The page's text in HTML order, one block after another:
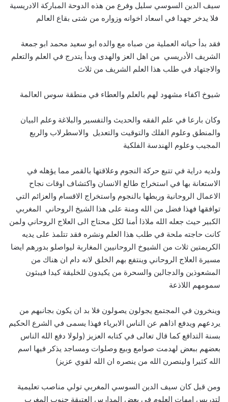
سيف الدين السوسي سليل وفرع من هذه الدوحة المباركة الادريسية
فلا يدخر جهدا في اسعاد اخوانه وزواره من شتى بقاع العالم
فقد بدأ حياته العملية من صباه مع والده ابو سعيد محمد ابو جمعة
الشريف الأدريسي من اهل العز والهدى وبدأ يتدرج في العلم والتعلم
والاجتهاد في طلب هذا العلم الشريف من ثلاث
شيوخ اكفاء مشهود لهم بالعلم والعطاء في منطقة سوس العالمة
وكان بارعا في علم الفقه والحديث والتفسير والبلاغة وعلم البيان
والمنطق وعلوم الفلك والتوقيت والتعديل والاسطرلاب والربع
المجيب وعلوم الهندسة الفلكية
ولديه دراية في تتبع حركة النجوم وعلاقتها بالقمر مما يؤهله في
الاستعانة بها في استخراج طالع الانسان واكتشاف اوقات نجاح
الاعمال الروحانية وربطها بالنجوم واستخراج الاقسام والعزائم التي
توافقها فهذا فضل من الله ومنة على هذا الشيخ الروحاني المغربي
الكبير حيث جعله الله ملاذا أمنا لكل محتاج الى العلاج الروحاني ولمن
كانت حاجته ملحة في طلب هذا العلم ونشره فقد تتلمذ على يديه
الكريمتين ثلات من الشيوخ الروحانيين المغاربة ليواصلو بدورهم ايضا
مسيرة العلاج الروحاني وينتفع بهم الخلق لانه دام ان هناك من
المشعوذين والدجالين والسحرة من يكيدون للخليقة كيدا فيبثون
سمومهم اللاذعة
وينخرون في المجتمع يجولون يصولون فلا بد ان يكون بجانبهم من
يردعهم ويدفع اذاهم عن الناس الابرياء فهذا يسمى في الشرع الحكيم
بسنة التدافع كما قال تعالى في كتابه العزيز (ولولا دفع الله الناس
بعضهم ببعض لهدمت صوامع وبيع وصلوات ومساجد يذكر فيها اسم
الله كثيرا ولينصرن الله من ينصره ان الله لقوي عزيز)
ومن قبل كان سيف الدين السوسي المغربي تولي مناصب تعليمية
لتدريس امهات العلوم في بعض المدارس العتيقة جنوب المغرب